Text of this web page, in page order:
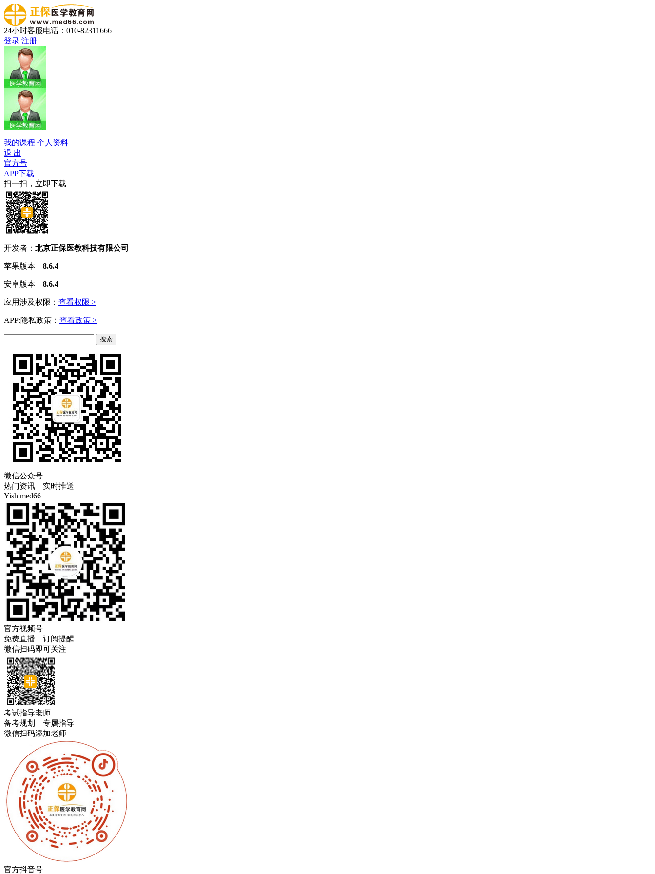
24小时客服电话：010-82311666
登录 注册
我的课程 个人资料
退 出
官方号
APP下载
扫一扫，立即下载
开发者： 北京正保医教科技有限公司
苹果版本： 8.6.4
安卓版本： 8.6.4
应用涉及权限： 查看权限 >
APP:隐私政策： 查看政策 >
微信公众号
热门资讯，实时推送
Yishimed66
官方视频号
免费直播，订阅提醒
微信扫码即可关注
考试指导老师
备考规划，专属指导
微信扫码添加老师
官方抖音号